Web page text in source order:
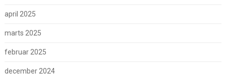
april 2025
marts 2025
februar 2025
december 2024